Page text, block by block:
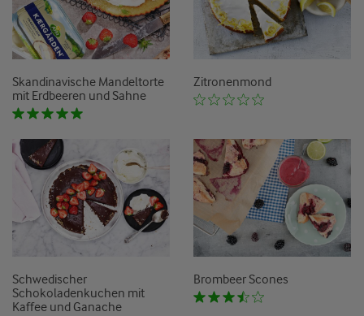
Skandinavische Mandeltorte
mit Erdbeeren und Sahne
Zitronenmond
Schwedischer
Schokoladenkuchen mit
Kaffee und Ganache
Brombeer Scones